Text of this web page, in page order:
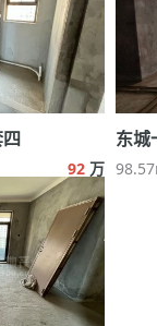
92 万